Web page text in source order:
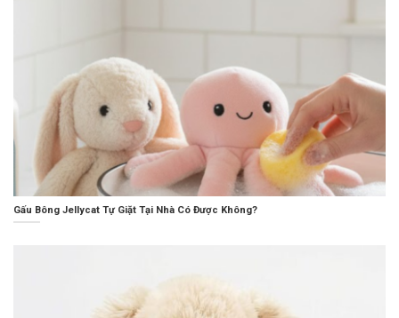
Gấu Bông Jellycat Tự Giặt Tại Nhà Có Được Không?